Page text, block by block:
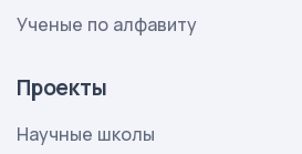
Ученые по алфавиту
Проекты
Научные школы